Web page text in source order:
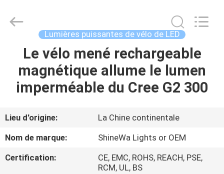
MAISON
PRODUITS
VIDÉOS
International
Trade
Lumières puissantes de vélo de LED
Le vélo mené rechargeable
magnétique allume le lumen
imperméable du Cree G2 300
Lieu d'origine:
La Chine continentale
Nom de marque:
ShineWa Lights or OEM
Certification:
CE, EMC, ROHS, REACH, PSE,
RCM, UL, BS